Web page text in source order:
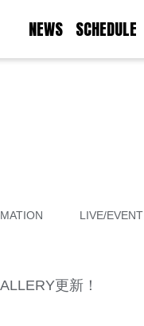
NEWS SCHEDULE
LIVE/EVENT
更新！